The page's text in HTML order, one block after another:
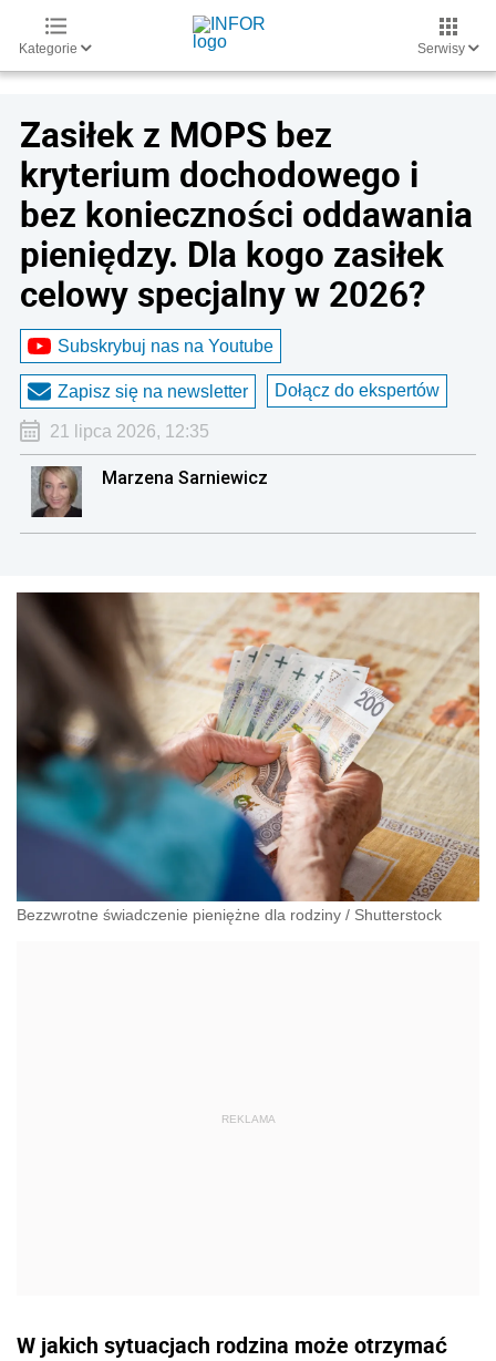
Kategorie Serwisy
Zasiłek z MOPS bez
kryterium dochodowego i
bez konieczności oddawania
pieniędzy. Dla kogo zasiłek
celowy specjalny w 2026?
Subskrybuj nas na Youtube
Zapisz się na newsletter Dołącz do ekspertów
21 lipca 2026, 12:35
Marzena Sarniewicz
Bezzwrotne świadczenie pieniężne dla rodziny / Shutterstock
W jakich sytuacjach rodzina może otrzymać